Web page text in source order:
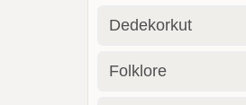
Dedekorkut
Folklore